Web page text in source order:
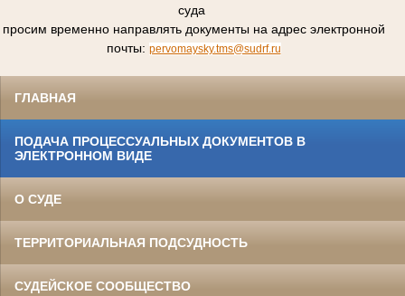
суда
просим временно направлять документы на адрес электронной
почты: pervomaysky.tms@sudrf.ru
ГЛАВНАЯ
ПОДАЧА ПРОЦЕССУАЛЬНЫХ ДОКУМЕНТОВ В
ЭЛЕКТРОННОМ ВИДЕ
О СУДЕ
ТЕРРИТОРИАЛЬНАЯ ПОДСУДНОСТЬ
СУДЕЙСКОЕ СООБЩЕСТВО